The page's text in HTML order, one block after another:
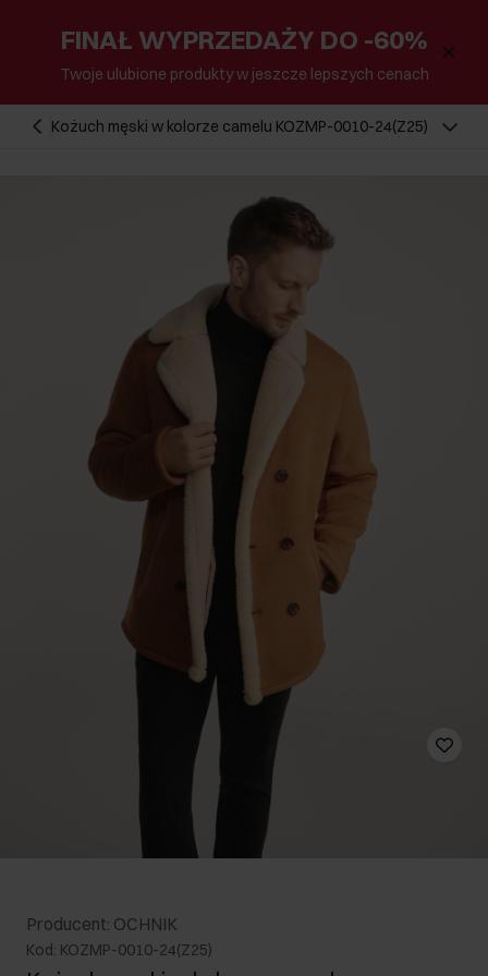
FINAŁ WYPRZEDAŻY DO -60%
Twoje ulubione produkty w jeszcze lepszych cenach
Kożuch męski w kolorze camelu KOZMP-0010-24(Z25)
Producent: OCHNIK
Kod: KOZMP-0010-24(Z25)